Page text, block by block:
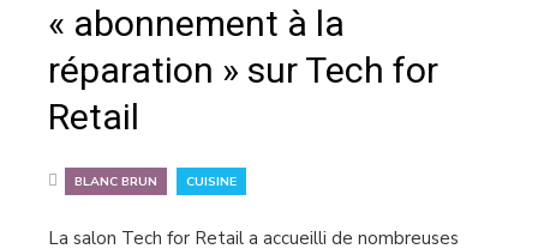
« abonnement à la
réparation » sur Tech for
Retail
BLANC BRUN CUISINE
La salon Tech for Retail a accueilli de nombreuses